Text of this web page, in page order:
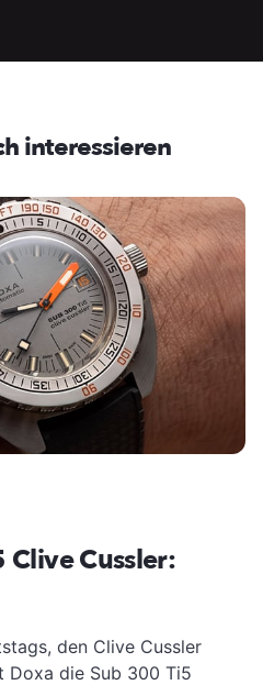
interessieren
Clive Cussler:
den Clive Cussler
die Sub 300 Ti5